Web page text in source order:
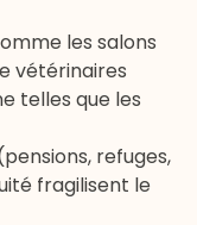
les salons
vétérinaires
telles que les
refuges,
fragilisent le